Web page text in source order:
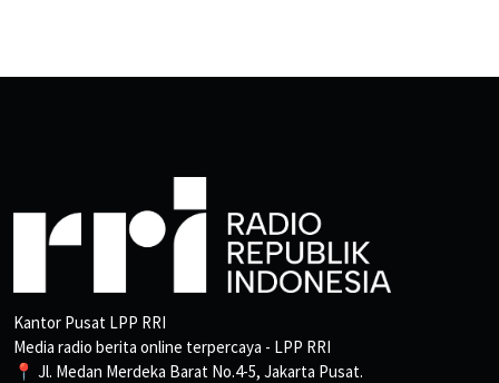
Kantor Pusat LPP RRI
Media radio berita online terpercaya - LPP RRI
📍 Jl. Medan Merdeka Barat No.4-5, Jakarta Pusat.